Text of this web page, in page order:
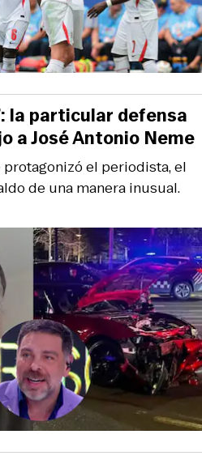
el periodista, el
de una manera inusual.
la particular defensa
a José Antonio Neme